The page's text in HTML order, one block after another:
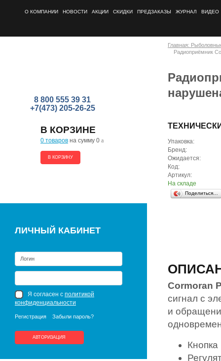
О КОМПАНИИ НОВОСТИ АКЦИИ СКИДКИ ПРЕДЗАКАЗЫ ЖУРНАЛ ВИДЕО
8 800 555 39 31
+7(473) 205-26-25
В КОРЗИНЕ
0 товаров на сумму 0 a
В КОРЗИНУ
ЛИЧНЫЙ КАБИНЕТ
Я согласен с политикой
конфиденциальности
Регистрация Забыли пароль?
АВТОРИЗАЦИЯ
Главная:
Радиоприёмник
Упаковка:
Бренд:
Ожидается:
Код:
Артикул:
На складе
Поделиться…
Cormoran
сигнал с
и
Кнопка